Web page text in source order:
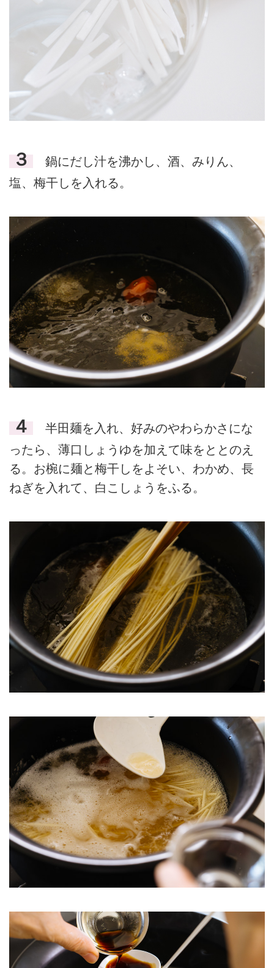
３
鍋にだし汁を沸かし、酒、みりん、
塩、梅干しを入れる。
４
半田麺を入れ、好みのやわらかさにな
ったら、薄口しょうゆを加えて味をととのえ
る。お椀に麺と梅干しをよそい、わかめ、長
ねぎを入れて、白こしょうをふる。